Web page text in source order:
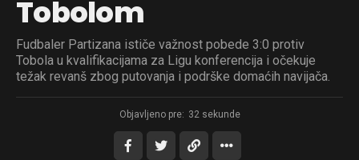
Tobolom
Fudbaler Partizana ističe važnost pobede 3:0 protiv
Tobola u kvalifikacijama za Ligu konferencija i očekuje
težak revanš zbog putovanja i podrške domaćih navijača.
Objavljeno pre: 32 sekunde